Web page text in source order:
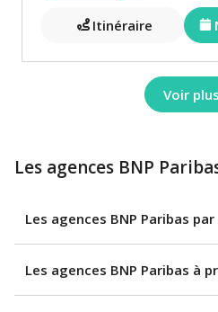
Itinéraire
Voir plus
Les agences BNP
Les agences BNP Paribas
Les agences BNP Paribas à